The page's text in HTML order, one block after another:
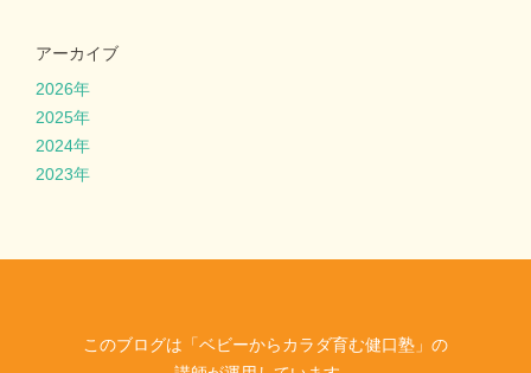
アーカイブ
2026年
2025年
2024年
2023年
このブログは「ベビーからカラダ育む健口塾」の